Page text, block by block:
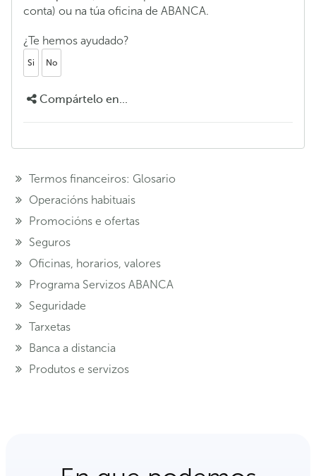
conta) ou na túa oficina de ABANCA.
¿Te hemos ayudado?
Si No
Compártelo en...
Termos financeiros: Glosario
Operacións habituais
Promocións e ofertas
Seguros
Oficinas, horarios, valores
Programa Servizos ABANCA
Seguridade
Tarxetas
Banca a distancia
Produtos e servizos